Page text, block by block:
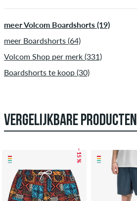
meer Volcom Boardshorts (19)
meer Boardshorts (64)
Volcom Shop per merk (331)
Boardshorts te koop (30)
VERGELIJKBARE PRODUCTEN
– 15 %